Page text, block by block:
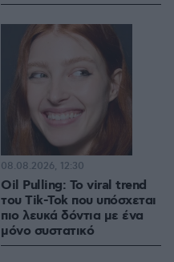
Oil Pulling: To viral trend
του Tik-Tok που υπόσχεται
πιο λευκά δόντια με ένα
μόνο συστατικό
08.08.2026, 12:30